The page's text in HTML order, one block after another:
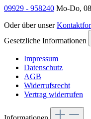
09929 - 958240 Mo-Do,
Oder über unser
Gesetzliche Informationen
Impressum
Datenschutz
AGB
Widerrufsrecht
Vertrag widerrufen